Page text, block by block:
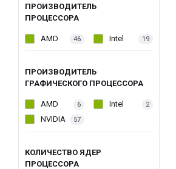
ПРОИЗВОДИТЕЛЬ
ПРОЦЕССОРА
AMD 46 Intel 19
ПРОИЗВОДИТЕЛЬ
ГРАФИЧЕСКОГО ПРОЦЕССОРА
AMD 6 Intel 2
NVIDIA 57
КОЛИЧЕСТВО ЯДЕР
ПРОЦЕССОРА